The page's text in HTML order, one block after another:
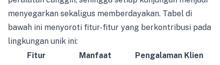
menyegarkan sekaligus memberdayakan. Tabel di
bawah ini menyoroti fitur-fitur yang berkontribusi pada
lingkungan unik ini:
Fitur
Manfaat
Pengalaman Klien